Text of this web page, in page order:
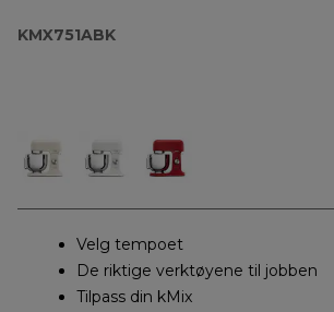
KMX751ABK
Velg tempoet
De riktige verktøyene til jobben
Tilpass din kMix